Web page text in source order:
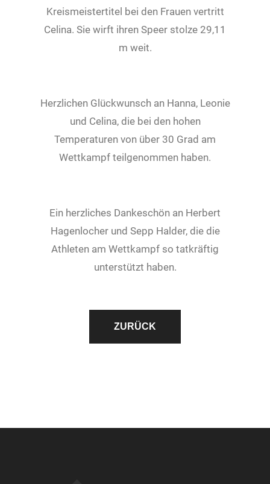
Kreismeistertitel bei den Frauen vertritt
Celina. Sie wirft ihren Speer stolze 29,11
m weit.
Herzlichen Glückwunsch an Hanna, Leonie
und Celina, die bei den hohen
Temperaturen von über 30 Grad am
Wettkampf teilgenommen haben.
Ein herzliches Dankeschön an Herbert
Hagenlocher und Sepp Halder, die die
Athleten am Wettkampf so tatkräftig
unterstützt haben.
ZURÜCK